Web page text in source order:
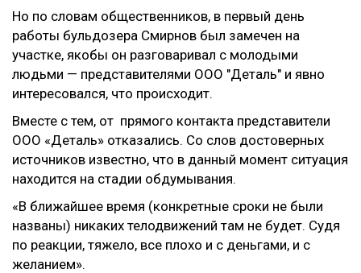
Но по словам общественников, в первый день
работы бульдозера Смирнов был замечен на
участке, якобы он разговаривал с молодыми
людьми — представителями ООО "Деталь" и явно
интересовался, что происходит.
Вместе с тем, от прямого контакта представители
ООО «Деталь» отказались. Со слов достоверных
источников известно, что в данный момент ситуация
находится на стадии обдумывания.
«В ближайшее время (конкретные сроки не были
названы) никаких телодвижений там не будет. Судя
по реакции, тяжело, все плохо и с деньгами, и с
желанием».